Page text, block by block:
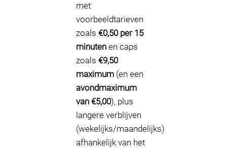
met
voorbeeldtarieven
zoals €0,50 per 15
minuten en caps
zoals €9,50
maximum (en een
avondmaximum
van €5,00), plus
langere verblijven
(wekelijks/maandelijks)
afhankelijk van het